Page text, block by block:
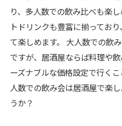
り、多人数での飲み比べも楽
トドリンクも豊富に揃ってお
て楽しめます。 大人数での飲
ですが、居酒屋ならば料理や
ーズナブルな価格設定で行く
人数での飲み会は居酒屋で楽
うか？